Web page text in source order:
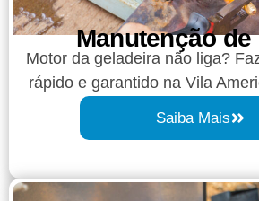
Manutenção
Motor da geladeira não liga?
rápido e garantido na Vila
Saiba Mais